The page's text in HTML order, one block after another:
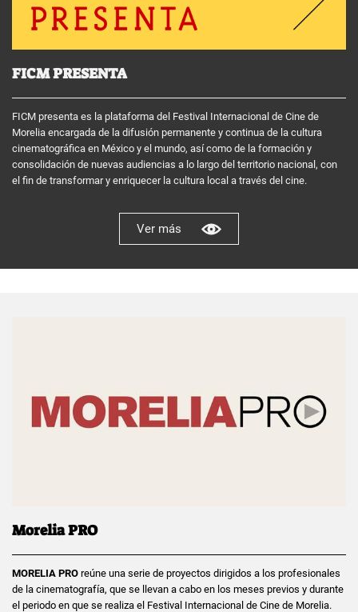
FICM PRESENTA
FICM presenta es la plataforma del Festival Internacional de Cine de
Morelia encargada de la difusión permanente y continua de la cultura
cinematográfica en México y el mundo, así como de la formación y
consolidación de nuevas audiencias a lo largo del territorio nacional, con
el fin de transformar y enriquecer la cultura local a través del cine.
Ver más
Morelia PRO
MORELIA PRO reúne una serie de proyectos dirigidos a los profesionales
de la cinematografía, que se llevan a cabo en los meses previos y durante
el periodo en que se realiza el Festival Internacional de Cine de Morelia.